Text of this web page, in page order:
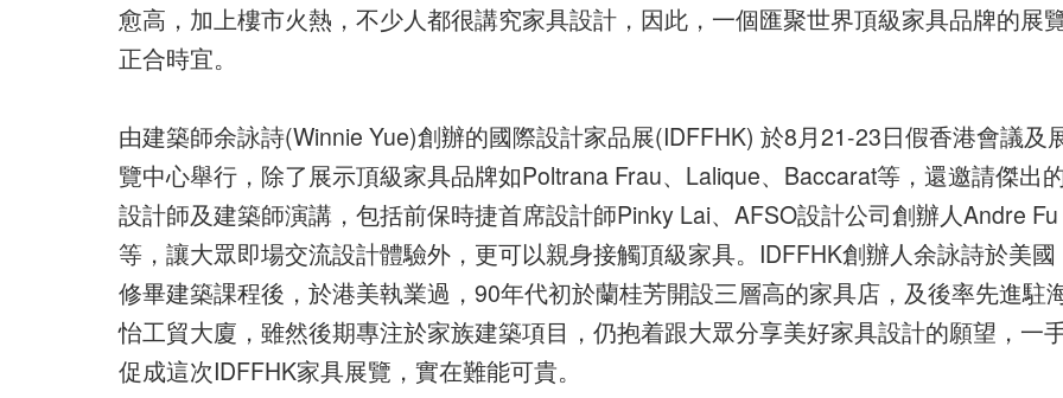
愈高，加上樓市火熱，不少人都很講究家具設計，因此，一個匯聚世界頂級家具品牌的展
正合時宜。
由建築師余詠詩(Winnie Yue)創辦的國際設計家品展(IDFFHK) 於8月21-23日假香港會議及
覽中心舉行，除了展示頂級家具品牌如Poltrana Frau、Lalique、Baccarat等，還邀請傑出
設計師及建築師演講，包括前保時捷首席設計師Pinky Lai、AFSO設計公司創辦人Andre Fu
等，讓大眾即場交流設計體驗外，更可以親身接觸頂級家具。IDFFHK創辦人余詠詩於美國
修畢建築課程後，於港美執業過，90年代初於蘭桂芳開設三層高的家具店，及後率先進駐
怡工貿大廈，雖然後期專注於家族建築項目，仍抱着跟大眾分享美好家具設計的願望，一
促成這次IDFFHK家具展覽，實在難能可貴。